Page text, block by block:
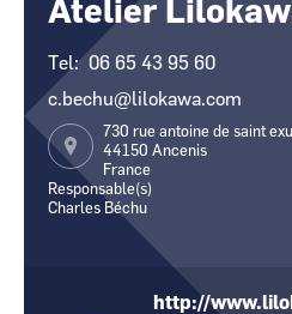
CCI Business
Occitanie
CCI Business
Pays de la Loire
CCI Business
Occitanie
Pays de la Loire
Atelier
Tel
06 65 43 95 60
c.bechu@lilokawa.com
730 rue antoine de saint
44150 Ancenis
France
Responsable(s)
Charles Béchu
http://